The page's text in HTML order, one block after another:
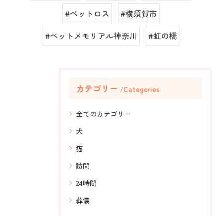
#ペットロス
#横須賀市
#ペットメモリアル神奈川
#虹の橋
カテゴリー Categories
全てのカテゴリー
犬
猫
訪問
24時間
葬儀